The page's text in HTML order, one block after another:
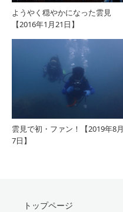
ようやく穏やかになった雲見
【2016年1月21日】
雲見で初・ファン！【2019年8月
7日】
トップページ